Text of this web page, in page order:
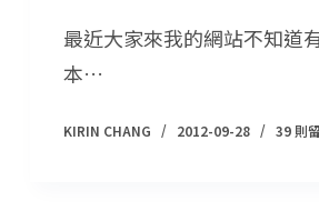
最近大家來我的網站不知道
本…
KIRIN CHANG 2012-09-28 39 則